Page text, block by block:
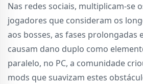
Nas redes sociais, multiplicam-se
jogadores que consideram os
aos bosses, as fases prolongadas
causam dano duplo como
paralelo, no PC, a comunidade
mods que suavizam estes